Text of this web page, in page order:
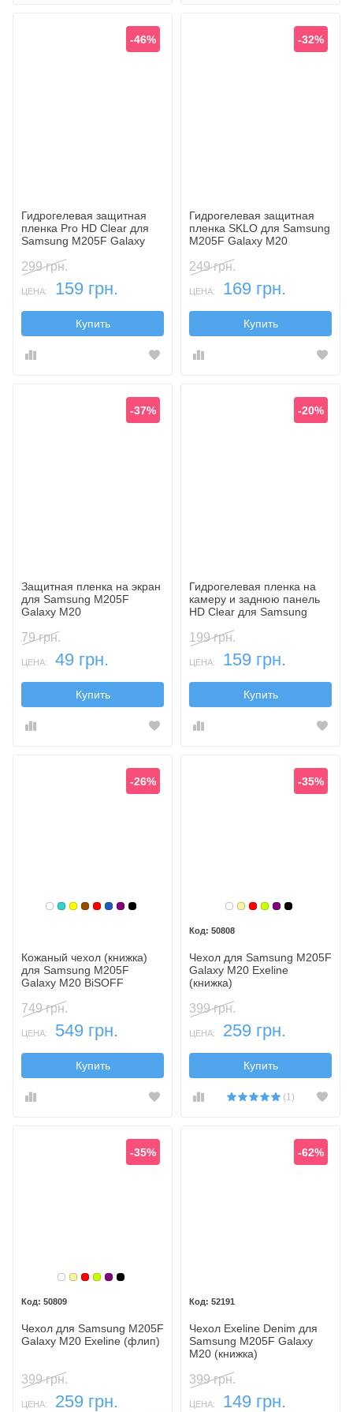
-46%
Гидрогелевая защитная
пленка Pro HD Clear для
Samsung M205F Galaxy
299 грн.
ЦЕНА: 159 грн.
Купить
-32%
Гидрогелевая защитная
пленка SKLO для Samsung
M205F Galaxy M20
249 грн.
ЦЕНА: 169 грн.
Купить
-37%
Защитная пленка на экран
для Samsung M205F
Galaxy M20
79 грн.
ЦЕНА: 49 грн.
Купить
-20%
Гидрогелевая пленка на
камеру и заднюю панель
HD Clear для Samsung
199 грн.
ЦЕНА: 159 грн.
Купить
Белый
Бирюзовый
Желтый
Коричневый
Красный
Синий, темный
Фиолетовый, темный
Черный
-26%
Кожаный чехол (книжка)
для Samsung M205F
Galaxy M20 BiSOFF
функцией подставки)
749 грн.
ЦЕНА: 549 грн.
Купить
Белый
Золотой
Красный
Лайм
Фиолетовый,
Черный
-35%
50808
Чехол для Samsung M205F
Galaxy M20 Exeline
(книжка)
399 грн.
ЦЕНА: 259 грн.
Купить
(1)
Белый
Золотой
Красный
Лайм
Фиолетовый, темный
Черный
-35%
50809
Чехол для Samsung M205F
Galaxy M20 Exeline (флип)
399 грн.
ЦЕНА: 259 грн.
-62%
52191
Чехол Exeline Denim для
Samsung M205F Galaxy
M20 (книжка)
399 грн.
ЦЕНА: 149 грн.